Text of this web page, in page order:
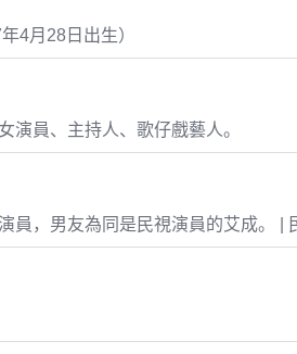
4月28日出生）
演員、主持人、歌仔戲藝人。
員，男友為同是民視演員的艾成。 |